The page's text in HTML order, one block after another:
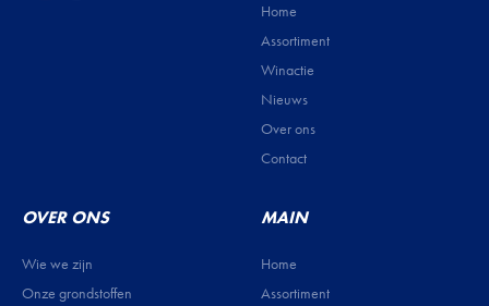
Home
Assortiment
Winactie
Nieuws
Over ons
Contact
OVER ONS
Wie we zijn
Onze grondstoffen
MAIN
Home
Assortiment